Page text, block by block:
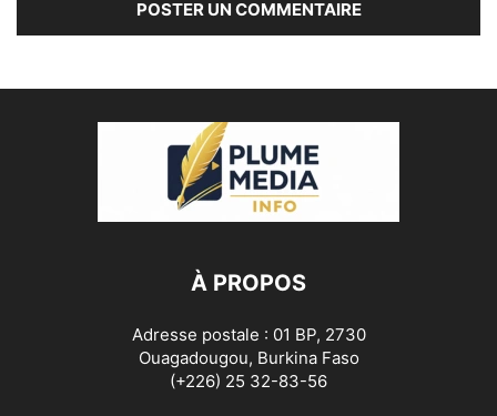
À PROPOS
Adresse postale : 01 BP, 2730
Ouagadougou, Burkina Faso
(+226) 25 32-83-56